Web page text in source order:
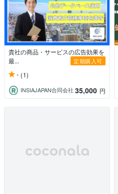
貴社の商品・サービスの広告効果を
最...
定期購入可
- (1)
INSIAJAPAN合同会社 35,000 円